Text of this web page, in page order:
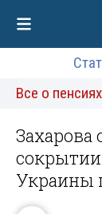
Все о
Украины